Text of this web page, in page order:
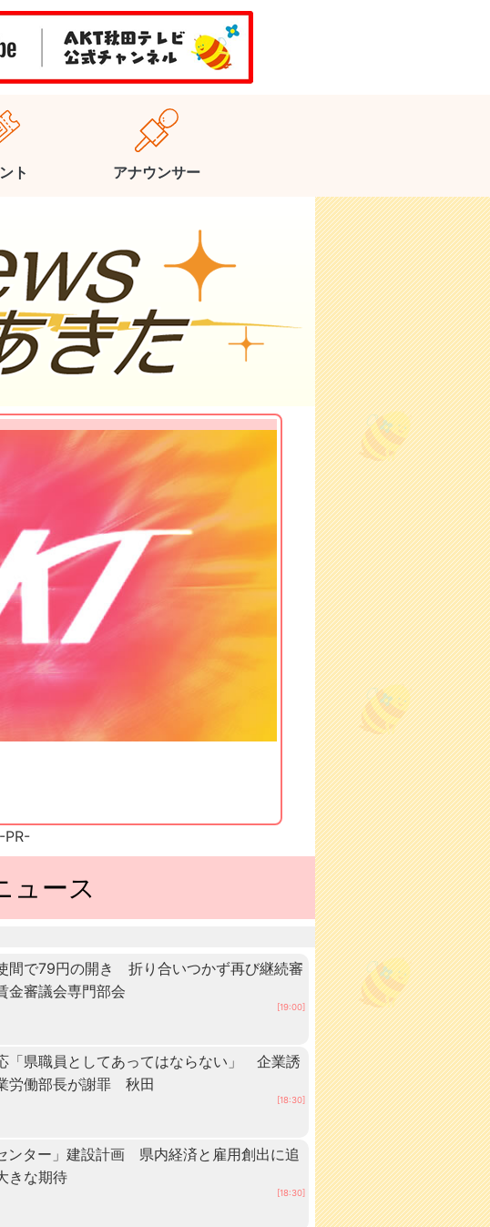
ト アナウンサー
-PR-
ュース
間で79円の開き 折り合いつかず再び継続審
審議会専門部会
[19:00]
「県職員としてあってはならない」 企業誘
労働部長が謝罪 秋田
[18:30]
ンター」建設計画 県内経済と雇用創出に追
きな期待
[18:30]